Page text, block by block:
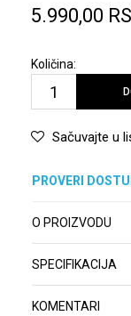
5.990,00
Količina:
Sačuvajte u
PROVERI
O PROIZVODU
SPECIFIKACIJA
KOMENTARI